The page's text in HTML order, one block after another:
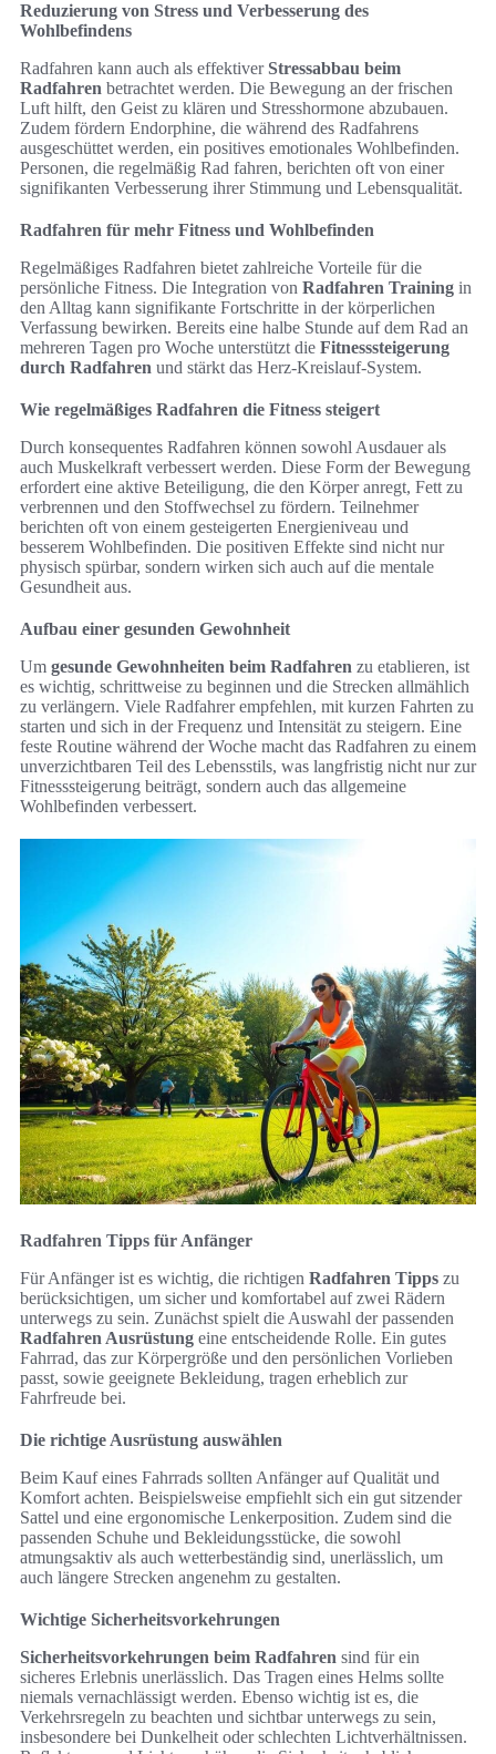
Reduzierung von Stress und Verbesserung des
Wohlbefindens
Radfahren kann auch als effektiverStressabbau beim
Radfahren betrachtet werden. Die Bewegung an der frischen
Luft hilft, den Geist zu klären und Stresshormone abzubauen.
Zudem fördern Endorphine, die während des Radfahrens
ausgeschüttet werden, ein positives emotionales Wohlbefinden.
Personen, die regelmäßig Rad fahren, berichten oft von einer
signifikanten Verbesserung ihrer Stimmung und Lebensqualität.
Radfahren für mehr Fitness und Wohlbefinden
Regelmäßiges Radfahren bietet zahlreiche Vorteile für die
persönliche Fitness. Die Integration von Radfahren Training in
den Alltag kann signifikante Fortschritte in der körperlichen
Verfassung bewirken. Bereits eine halbe Stunde auf dem Rad an
mehreren Tagen pro Woche unterstützt die Fitnesssteigerung
durch Radfahren und stärkt das Herz-Kreislauf-System.
Wie regelmäßiges Radfahren die Fitness steigert
Durch konsequentes Radfahren können sowohl Ausdauer als
auch Muskelkraft verbessert werden. Diese Form der Bewegung
erfordert eine aktive Beteiligung, die den Körper anregt, Fett zu
verbrennen und den Stoffwechsel zu fördern. Teilnehmer
berichten oft von einem gesteigerten Energieniveau und
besserem Wohlbefinden. Die positiven Effekte sind nicht nur
physisch spürbar, sondern wirken sich auch auf die mentale
Gesundheit aus.
Aufbau einer gesunden Gewohnheit
Um gesunde Gewohnheiten beim Radfahren zu etablieren, ist
es wichtig, schrittweise zu beginnen und die Strecken allmählich
zu verlängern. Viele Radfahrer empfehlen, mit kurzen Fahrten zu
starten und sich in der Frequenz und Intensität zu steigern. Eine
feste Routine während der Woche macht das Radfahren zu einem
unverzichtbaren Teil des Lebensstils, was langfristig nicht nur zur
Fitnesssteigerung beiträgt, sondern auch das allgemeine
Wohlbefinden verbessert.
Radfahren Tipps für Anfänger
Für Anfänger ist es wichtig, die richtigen Radfahren Tipps zu
berücksichtigen, um sicher und komfortabel auf zwei Rädern
unterwegs zu sein. Zunächst spielt die Auswahl der passenden
Radfahren Ausrüstung eine entscheidende Rolle. Ein gutes
Fahrrad, das zur Körpergröße und den persönlichen Vorlieben
passt, sowie geeignete Bekleidung, tragen erheblich zur
Fahrfreude bei.
Die richtige Ausrüstung auswählen
Beim Kauf eines Fahrrads sollten Anfänger auf Qualität und
Komfort achten. Beispielsweise empfiehlt sich ein gut sitzender
Sattel und eine ergonomische Lenkerposition. Zudem sind die
passenden Schuhe und Bekleidungsstücke, die sowohl
atmungsaktiv als auch wetterbeständig sind, unerlässlich, um
auch längere Strecken angenehm zu gestalten.
Wichtige Sicherheitsvorkehrungen
Sicherheitsvorkehrungen beim Radfahren sind für ein
sicheres Erlebnis unerlässlich. Das Tragen eines Helms sollte
niemals vernachlässigt werden. Ebenso wichtig ist es, die
Verkehrsregeln zu beachten und sichtbar unterwegs zu sein,
insbesondere bei Dunkelheit oder schlechten Lichtverhältnissen.